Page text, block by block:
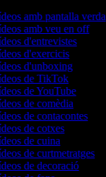
amb pantalla verda
amb veu en off
d'entrevistes
d'exercicis
d'unboxing
de TikTok
de YouTube
de comèdia
de contacontes
de cotxes
de cuina
de curtmetratges
de decoració